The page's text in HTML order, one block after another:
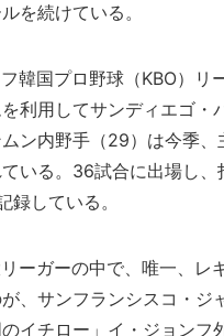
を続けている。
韓国プロ野球（KBO）リ
利用してサンディエゴ・
ン内野手（29）は今季、
いる。36試合に出場し
録している。
ーガーの中で、唯一、レ
、サンフランシスコ・ジ
イチロー」イ・ジョンフ